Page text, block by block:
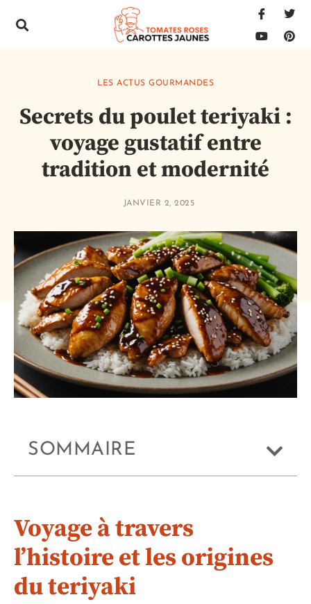
LES ACTUS GOURMANDES
Secrets du poulet teriyaki :
voyage gustatif entre
tradition et modernité
JANVIER 2, 2025
SOMMAIRE
Voyage à travers
l’histoire et les origines
du teriyaki